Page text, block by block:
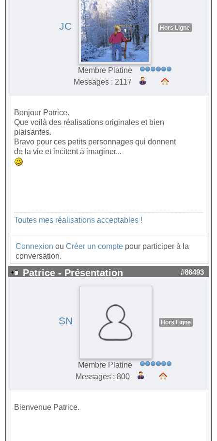
JC Hors Ligne
Membre Platine
Messages : 2117
Bonjour Patrice.
Que voilà des réalisations originales et bien
plaisantes.
Bravo pour ces petits personnages qui donnent
de la vie et incitent à imaginer...
Toutes mes réalisations acceptables !
Connexion ou Créer un compte pour participer à la
conversation.
Patrice - Présentation #86493
SN Hors Ligne
Membre Platine
Messages : 800
Bienvenue Patrice.